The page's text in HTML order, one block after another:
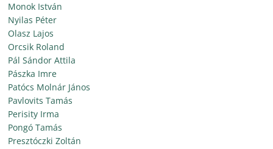
Monok István
Nyilas Péter
Olasz Lajos
Orcsik Roland
Pál Sándor Attila
Pászka Imre
Patócs Molnár János
Pavlovits Tamás
Perisity Irma
Pongó Tamás
Presztóczki Zoltán